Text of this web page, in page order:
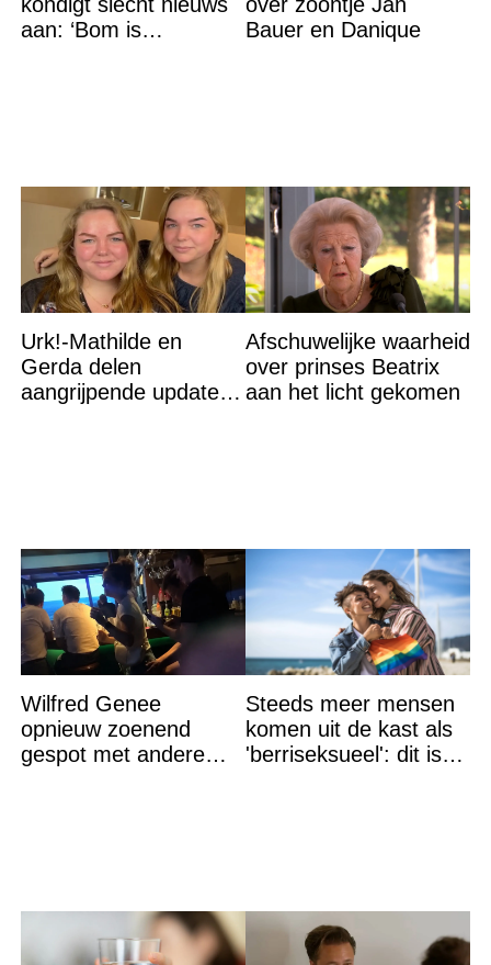
aan: ‘Bom is
Bauer en Danique
Urk!-Mathilde en
Gerda delen
aangrijpende update
Afschuwelijke waarheid
over prinses Beatrix
aan het licht gekomen
Wilfred Genee
opnieuw zoenend
gespot met andere
Steeds meer mensen
komen uit de kast als
'berriseksueel': dit is